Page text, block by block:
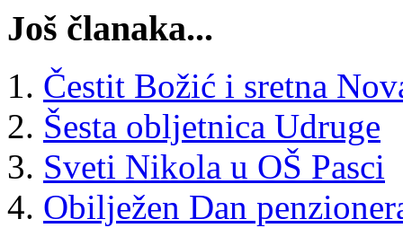
Još članaka...
Čestit Božić i sretna
Šesta obljetnica Udruge
Sveti Nikola u OŠ Pasci
Obilježen Dan